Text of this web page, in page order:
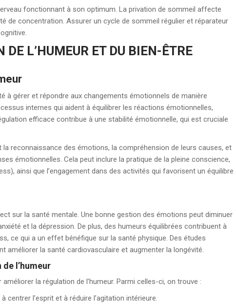
fonctionnant à son optimum. La privation de sommeil affecte
de concentration. Assurer un cycle de sommeil régulier et réparateur
DE L’HUMEUR ET DU BIEN-ÊTRE
à gérer et répondre aux changements émotionnels de manière
internes qui aident à équilibrer les réactions émotionnelles,
efficace contribue à une stabilité émotionnelle, qui est cruciale
reconnaissance des émotions, la compréhension de leurs causes, et
émotionnelles. Cela peut inclure la pratique de la pleine conscience,
ainsi que l’engagement dans des activités qui favorisent un équilibre
sur la santé mentale. Une bonne gestion des émotions peut diminuer
et la dépression. De plus, des humeurs équilibrées contribuent à
ce qui a un effet bénéfique sur la santé physique. Des études
améliorer la santé cardiovasculaire et augmenter la longévité.
l’humeur
la régulation de l’humeur. Parmi celles-ci, on trouve :
centrer l’esprit et à réduire l’agitation intérieure.